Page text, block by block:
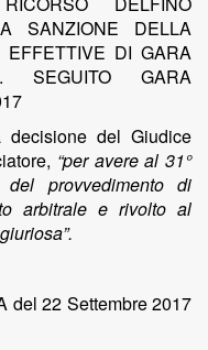
SANZIONE DELLA
EFFETTIVE DI GARA
SEGUITO GARA
del Giudice
, “per avere al 31°
provvedimento di
arbitrale e rivolto al
del 22 Settembre 2017